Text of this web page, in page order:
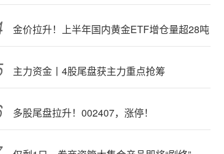
金价拉升！上半年国内黄金ETF增仓量超28吨
主力资金丨4股尾盘获主力重点抢筹
多股尾盘拉升！002407，涨停！